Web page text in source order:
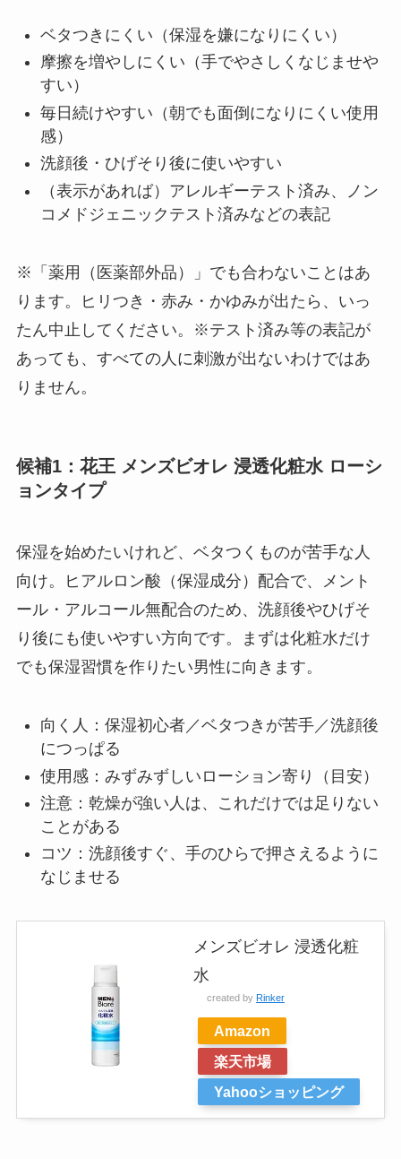
ベタつきにくい（保湿を嫌になりにくい）
摩擦を増やしにくい（手でやさしくなじませや
すい）
毎日続けやすい（朝でも面倒になりにくい使用
感）
洗顔後・ひげそり後に使いやすい
（表示があれば）アレルギーテスト済み、ノン
コメドジェニックテスト済みなどの表記
※「薬用（医薬部外品）」でも合わないことはあ
ります。ヒリつき・赤み・かゆみが出たら、いっ
たん中止してください。※テスト済み等の表記が
あっても、すべての人に刺激が出ないわけではあ
りません。
候補1：花王 メンズビオレ 浸透化粧水 ローシ
ョンタイプ
保湿を始めたいけれど、ベタつくものが苦手な人
向け。ヒアルロン酸（保湿成分）配合で、メント
ール・アルコール無配合のため、洗顔後やひげそ
り後にも使いやすい方向です。まずは化粧水だけ
でも保湿習慣を作りたい男性に向きます。
向く人：保湿初心者／ベタつきが苦手／洗顔後
につっぱる
使用感：みずみずしいローション寄り（目安）
注意：乾燥が強い人は、これだけでは足りない
ことがある
コツ：洗顔後すぐ、手のひらで押さえるように
なじませる
メンズビオレ 浸透化粧
水
created by Rinker
Amazon
楽天市場
Yahooショッピング